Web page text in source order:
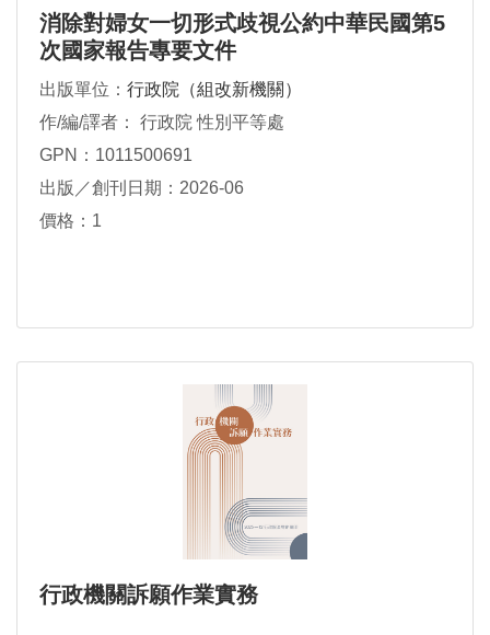
消除對婦女一切形式歧視公約中華民國第5
次國家報告專要文件
出版單位： 行政院（組改新機關）
作/編/譯者： 行政院 性別平等處
GPN：1011500691
出版／創刊日期：2026-06
價格：1
行政機關訴願作業實務